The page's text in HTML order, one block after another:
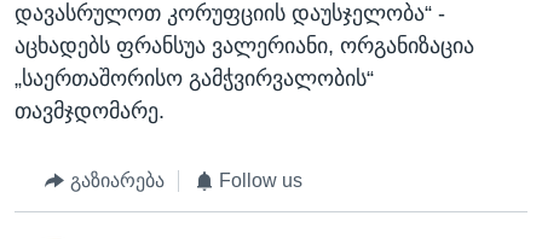
დავასრულოთ კორუფციის დაუსჯელობა“ -
აცხადებს ფრანსუა ვალერიანი, ორგანიზაცია
„საერთაშორისო გამჭვირვალობის“
თავმჯდომარე.
გაზიარება Follow us